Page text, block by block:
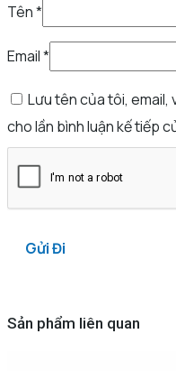
Tên*
Email*
Lưu tên của tôi,
cho lần bình luận kế tiếp
Sản phẩm liên quan